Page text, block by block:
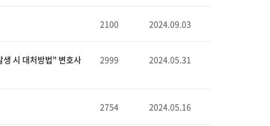
2100 2024.09.03
생 시 대처방법" 변호사
2999 2024.05.31
2754 2024.05.16